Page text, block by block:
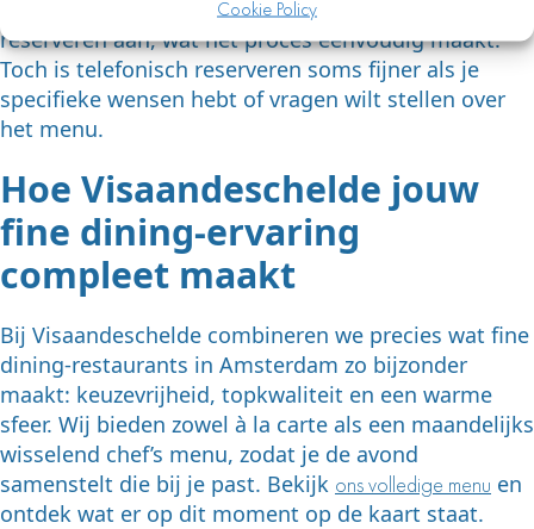
Cookie Policy
Veel restaurants bieden tegenwoordig online
reserveren aan, wat het proces eenvoudig maakt.
Toch is telefonisch reserveren soms fijner als je
specifieke wensen hebt of vragen wilt stellen over
het menu.
Hoe Visaandeschelde jouw
fine dining-ervaring
compleet maakt
Bij Visaandeschelde combineren we precies wat fine
dining-restaurants in Amsterdam zo bijzonder
maakt: keuzevrijheid, topkwaliteit en een warme
sfeer. Wij bieden zowel à la carte als een maandelijks
wisselend chef’s menu, zodat je de avond
samenstelt die bij je past. Bekijk ons volledige menu en
ontdek wat er op dit moment op de kaart staat.